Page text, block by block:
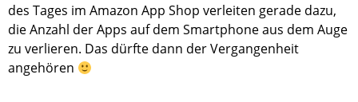
des Tages im Amazon App Shop verleiten gerade dazu,
die Anzahl der Apps auf dem Smartphone aus dem Auge
zu verlieren. Das dürfte dann der Vergangenheit
angehören